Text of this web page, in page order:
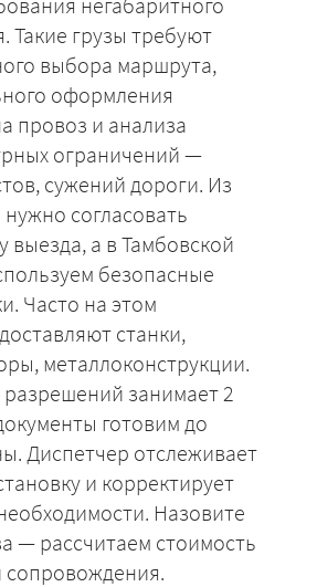
Такие грузы требуют
выбора маршрута,
оформления
провоз и анализа
ограничений —
сужений дороги. Из
согласовать
выезда, а в Тамбовской
безопасные
Часто на этом
станки,
металлоконструкции.
занимает 2
готовим до
Диспетчер отслеживает
и корректирует
Назовите
— рассчитаем стоимость
+7 (499) 520-05-23
ЗАКАЗАТЬ